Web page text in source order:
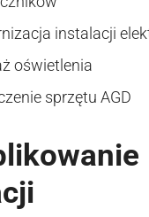
instalacji
oświetlenia
sprzętu AGD